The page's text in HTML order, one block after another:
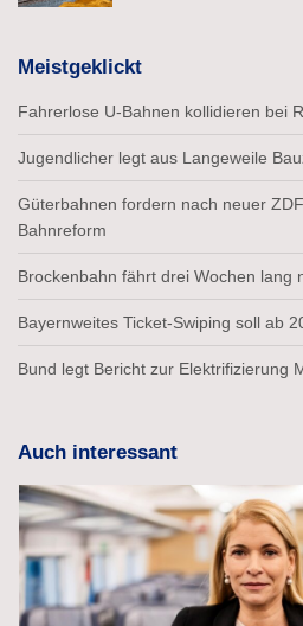
Meistgeklickt
Fahrerlose U-Bahnen kollidieren bei
Jugendlicher legt aus Langeweile
Güterbahnen fordern nach neuer
Bahnreform
Brockenbahn fährt drei Wochen lang
Bayernweites Ticket-Swiping soll ab
Bund legt Bericht zur Elektrifizierung
Auch interessant